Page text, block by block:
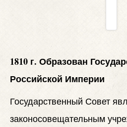
1810 г. Образован
Российской Империи
Государственный Совет
законосовещательным